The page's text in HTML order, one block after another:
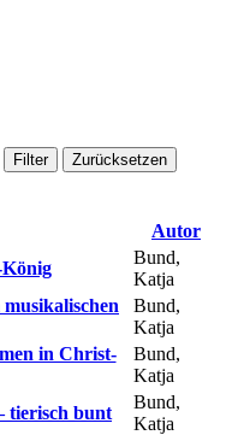
Filter Zurücksetzen
Autor
Bund,
Katja
Bund,
Katja
in Christ-
Bund,
Katja
tierisch bunt
Bund,
Katja